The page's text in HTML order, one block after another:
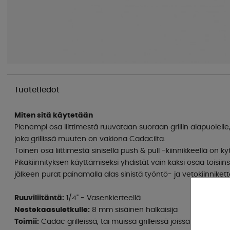
Tuotetiedot
Miten sitä käytetään
Pienempi osa liittimestä ruuvataan suoraan grillin
joka grillissä muuten on vakiona Cadacilta.
Toinen osa liittimestä sinisellä push & pull -kiinnikkeellä on
Pikakiinnityksen käyttämiseksi yhdistät vain kaksi osaa
jälkeen purat painamalla alas sinistä työntö- ja
Ruuviliitäntä: 1/4" - Vasenkierteellä
Nestekaasuletkulle: 8 mm sisäinen halkaisija
Toimii: Cadac grilleissä, tai muissa grilleissä joissa on 1/4"